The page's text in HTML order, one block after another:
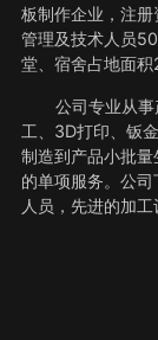
板制作企业，注
管理及技术人员
堂、宿舍占地面积
公司专业从
工、3D打印、钣
制造到产品小批
的单项服务。公
人员，先进的加工